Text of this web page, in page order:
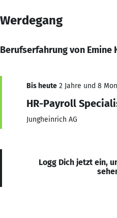
Werdegang
Berufserfahrung von Emine
Bis heute 2 Jahre und 8
HR-Payroll
Jungheinrich AG
Logg Dich jetzt ein,